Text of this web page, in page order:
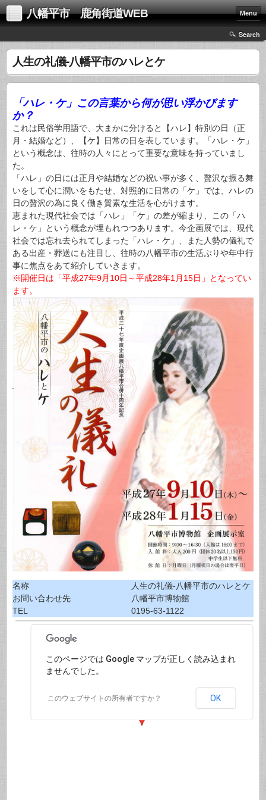
八幡平市 鹿角街道WEB Menu
Search
人生の礼儀-八幡平市のハレとケ
「ハレ・ケ」この言葉から何が思い浮かびます
か？
これは民俗学用語で、大まかに分けると【ハレ】特別の日（正
月・結婚など）、【ケ】日常の日を表しています。「ハレ・ケ」
という概念は、往時の人々にとって重要な意味を持っていまし
た。
「ハレ」の日には正月や結婚などの祝い事が多く、贅沢な振る舞
いをして心に潤いをもたせ、対照的に日常の「ケ」では、ハレの
日の贅沢の為に良く働き質素な生活を心がけます。
恵まれた現代社会では「ハレ」「ケ」の差が縮まり、この「ハ
レ・ケ」という概念が埋もれつつあります。今企画展では、現代
社会では忘れ去られてしまった「ハレ・ケ」、また人勢の儀礼で
ある出産・葬送にも注目し、往時の八幡平市の生活ぶりや年中行
事に焦点をあて紹介していきます。
※開催日は「平成27年9月10日～平成28年1月15日」となってい
ます。
名称
人生の礼儀-八幡平市のハレとケ
お問い合わせ先
八幡平市博物館
TEL
0195-63-1122
このページでは Google マップが正しく読み込まれ
ませんでした。
このウェブサイトの所有者ですか？ OK